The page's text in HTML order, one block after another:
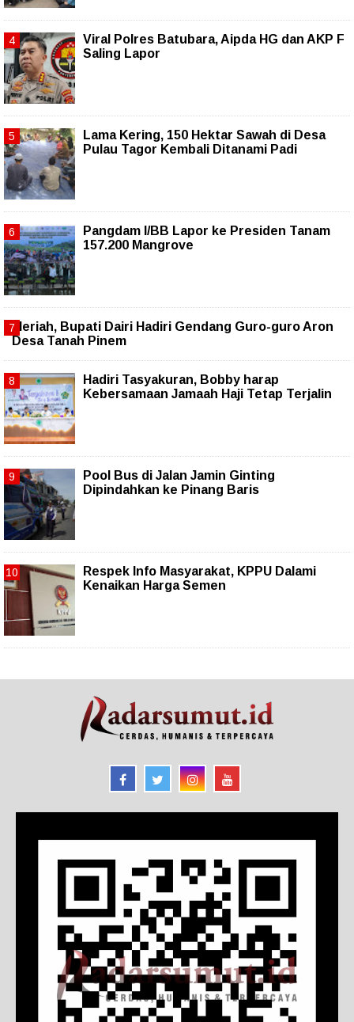
Viral Polres Batubara, Aipda HG dan AKP F
Saling Lapor
Lama Kering, 150 Hektar Sawah di Desa
Pulau Tagor Kembali Ditanami Padi
Pangdam I/BB Lapor ke Presiden Tanam
157.200 Mangrove
Meriah, Bupati Dairi Hadiri Gendang Guro-guro Aron
Desa Tanah Pinem
Hadiri Tasyakuran, Bobby harap
Kebersamaan Jamaah Haji Tetap Terjalin
Pool Bus di Jalan Jamin Ginting
Dipindahkan ke Pinang Baris
Respek Info Masyarakat, KPPU Dalami
Kenaikan Harga Semen